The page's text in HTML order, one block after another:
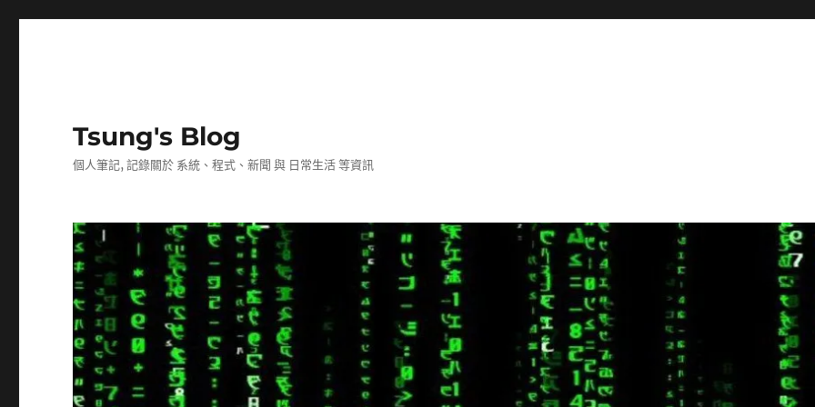
Tsung's Blog
個人筆記, 記錄關於 系統、程式、新聞 與 日常生活 等資訊